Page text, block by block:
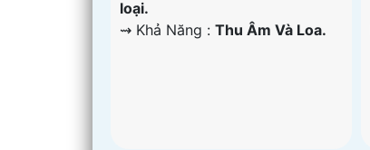
loại.
️⇝ Khả Năng : Thu Âm Và Loa.